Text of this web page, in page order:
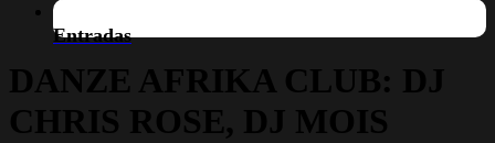
Entradas
DANZE AFRIKA CLUB: DJ
CHRIS ROSE, DJ MOIS